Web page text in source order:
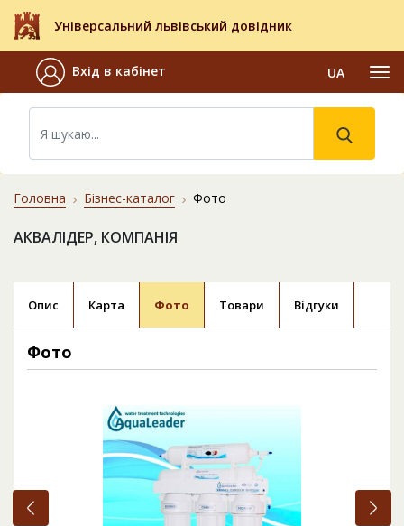
Універсальний львівський довідник
Вхід в кабінет UA
Головна Бізнес-каталог Фото
АКВАЛІДЕР, КОМПАНІЯ
Опис Карта Фото Товари Відгуки
Фото